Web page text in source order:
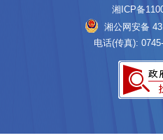
湘ICP备
湘公网安备
电话(传真):